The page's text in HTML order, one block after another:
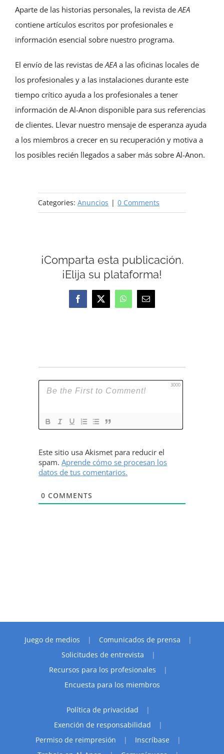
Aparte de las historias personales, la revista deAEA
contiene artículos escritos por profesionales e
información esencial sobre nuestro programa.
El envío de las revistas deAEA a las oficinas locales de
los profesionales y a las instalaciones durante este
tiempo crítico ayuda a los profesionales a tener
información de Al-Anon disponible para sus referencias
de clientes. Llevar nuestro mensaje de esperanza ayuda
a los miembros a crecer en su recuperación y motiva a
los posibles recién llegados a saber más sobre Al-Anon.
Categories:Anuncios | 0 Comments
¡Comparta esta publicación.
¡Elija su plataforma!
Facebook
X WhatsAppEmail
3000
Este sitio usa Akismet para reducir el
spam.Aprende cómo se procesan los
datos de tus comentarios.
0 COMMENTS
Juego de medios
Comunicados de prensa
Solicitudes de entrevista
Recursos para los profesionales
Encuesta para los miembros
Política de privacidad
Exención de responsabilidad
Permiso de reimpresión
Inscríbase